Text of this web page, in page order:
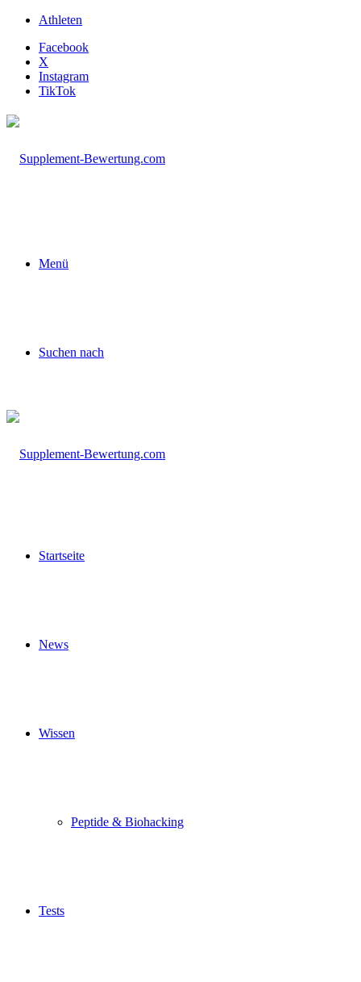
Athleten
Facebook
X
Instagram
TikTok
Menü
Suchen nach
Startseite
News
Wissen
Peptide & Biohacking
Tests